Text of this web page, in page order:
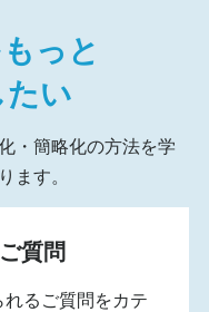
っと
い
・簡略化の方法を学
ます。
質問
るご質問をカテ